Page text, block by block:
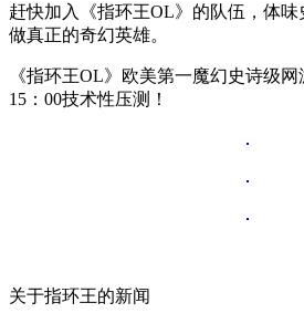
赶快加入《指环王OL》的队伍，体味
做真正的奇幻英雄。
《指环王OL》欧美第一魔幻史诗级
15：00技术性压测！
关于指环王的新闻